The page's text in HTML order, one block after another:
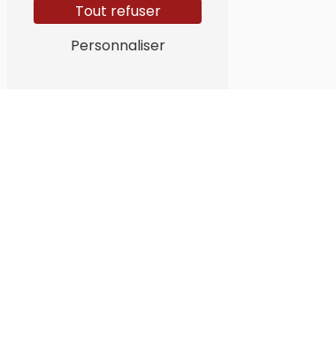
Tout refuser
Personnaliser